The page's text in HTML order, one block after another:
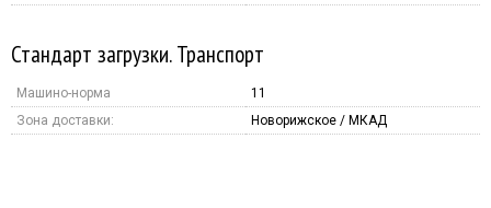
Стандарт загрузки. Транспорт
Машино-норма
11
Зона доставки:
Новорижское / МКАД